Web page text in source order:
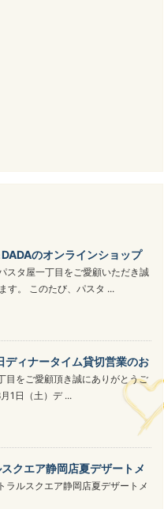
のオンラインショップ
スタ屋一丁目をご愛顧いただき誠
す。 このたび、パスタ ...
ディナータイム貸切営業のお
目をご愛顧頂き誠にありがとうご
1日（土）デ ...
クエア静岡店夏デザートメ
ラルスクエア静岡店夏デザートメ